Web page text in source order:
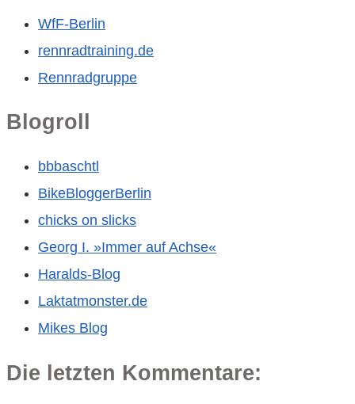
WfF-Berlin
rennradtraining.de
Rennradgruppe
Blogroll
bbbaschtl
BikeBloggerBerlin
chicks on slicks
Georg I. »Immer auf Achse«
Haralds-Blog
Laktatmonster.de
Mikes Blog
Die letzten Kommentare: